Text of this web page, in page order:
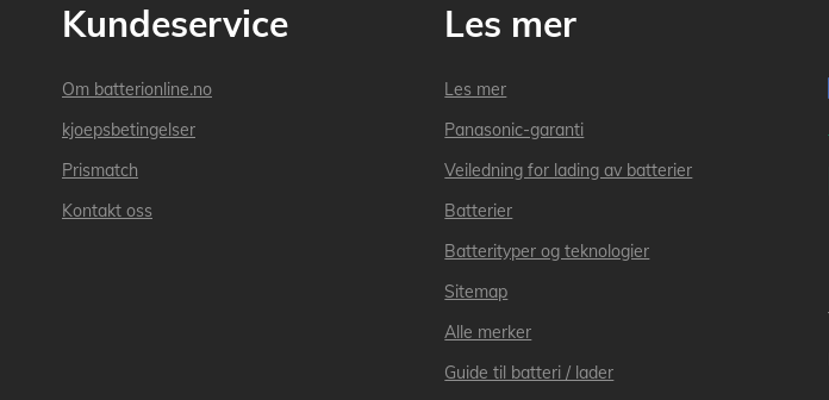
Kundeservice
Om batterionline.no
kjoepsbetingelser
Prismatch
Kontakt oss
Les mer
Les mer
Panasonic-garanti
Veiledning for lading av batterier
Batterier
Batterityper og teknologier
Sitemap
Alle merker
Guide til batteri / lader